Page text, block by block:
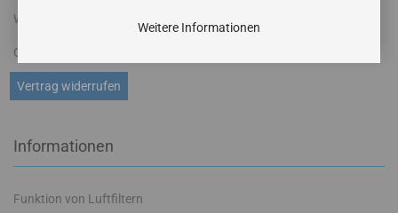
Weitere Informationen
Widerrufsrecht & Widerrufsformular
Vertrag widerrufen
Cookie Einstellungen
Informationen
Funktion von Luftfiltern